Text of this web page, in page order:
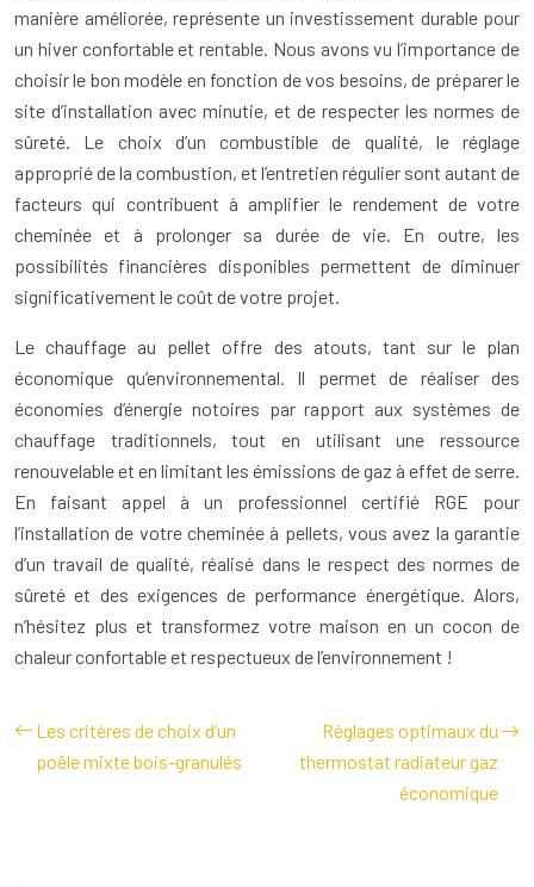
manière améliorée, représente un investissement durable pour
un hiver confortable et rentable. Nous avons vu l’importance de
choisir le bon modèle en fonction de vos besoins, de préparer le
site d’installation avec minutie, et de respecter les normes de
sûreté. Le choix d’un combustible de qualité, le réglage
approprié de la combustion, et l’entretien régulier sont autant de
facteurs qui contribuent à amplifier le rendement de votre
cheminée et à prolonger sa durée de vie. En outre, les
possibilités financières disponibles permettent de diminuer
significativement le coût de votre projet.
Le chauffage au pellet offre des atouts, tant sur le plan
économique qu’environnemental. Il permet de réaliser des
économies d’énergie notoires par rapport aux systèmes de
chauffage traditionnels, tout en utilisant une ressource
renouvelable et en limitant les émissions de gaz à effet de serre.
En faisant appel à un professionnel certifié RGE pour
l’installation de votre cheminée à pellets, vous avez la garantie
d’un travail de qualité, réalisé dans le respect des normes de
sûreté et des exigences de performance énergétique. Alors,
n’hésitez plus et transformez votre maison en un cocon de
chaleur confortable et respectueux de l’environnement !
Les critères de choix d’un
poêle mixte bois-granulés
Réglages optimaux du
thermostat radiateur gaz
économique